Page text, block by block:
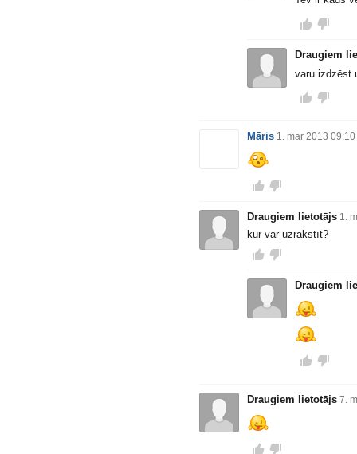
Draugiem
varu izdzēst
Māris 1. mar 2013 09:10
Draugiem lietotājs 1.
kur var uzrakstīt?
Draugiem
Draugiem lietotājs 7.